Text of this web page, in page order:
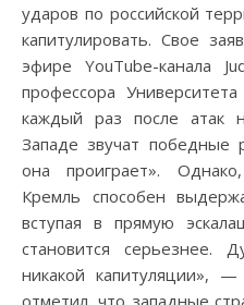
ударов по российской
капитулировать. Свое
эфире YouTube-канала
профессора
каждый раз после атак
Западе звучат победные
она проиграет».
Кремль способен
вступая в прямую
становится серьезнее.
никакой капитуляции»,
отметил, что западные